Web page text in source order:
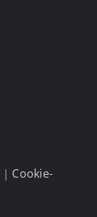
| Cookie-